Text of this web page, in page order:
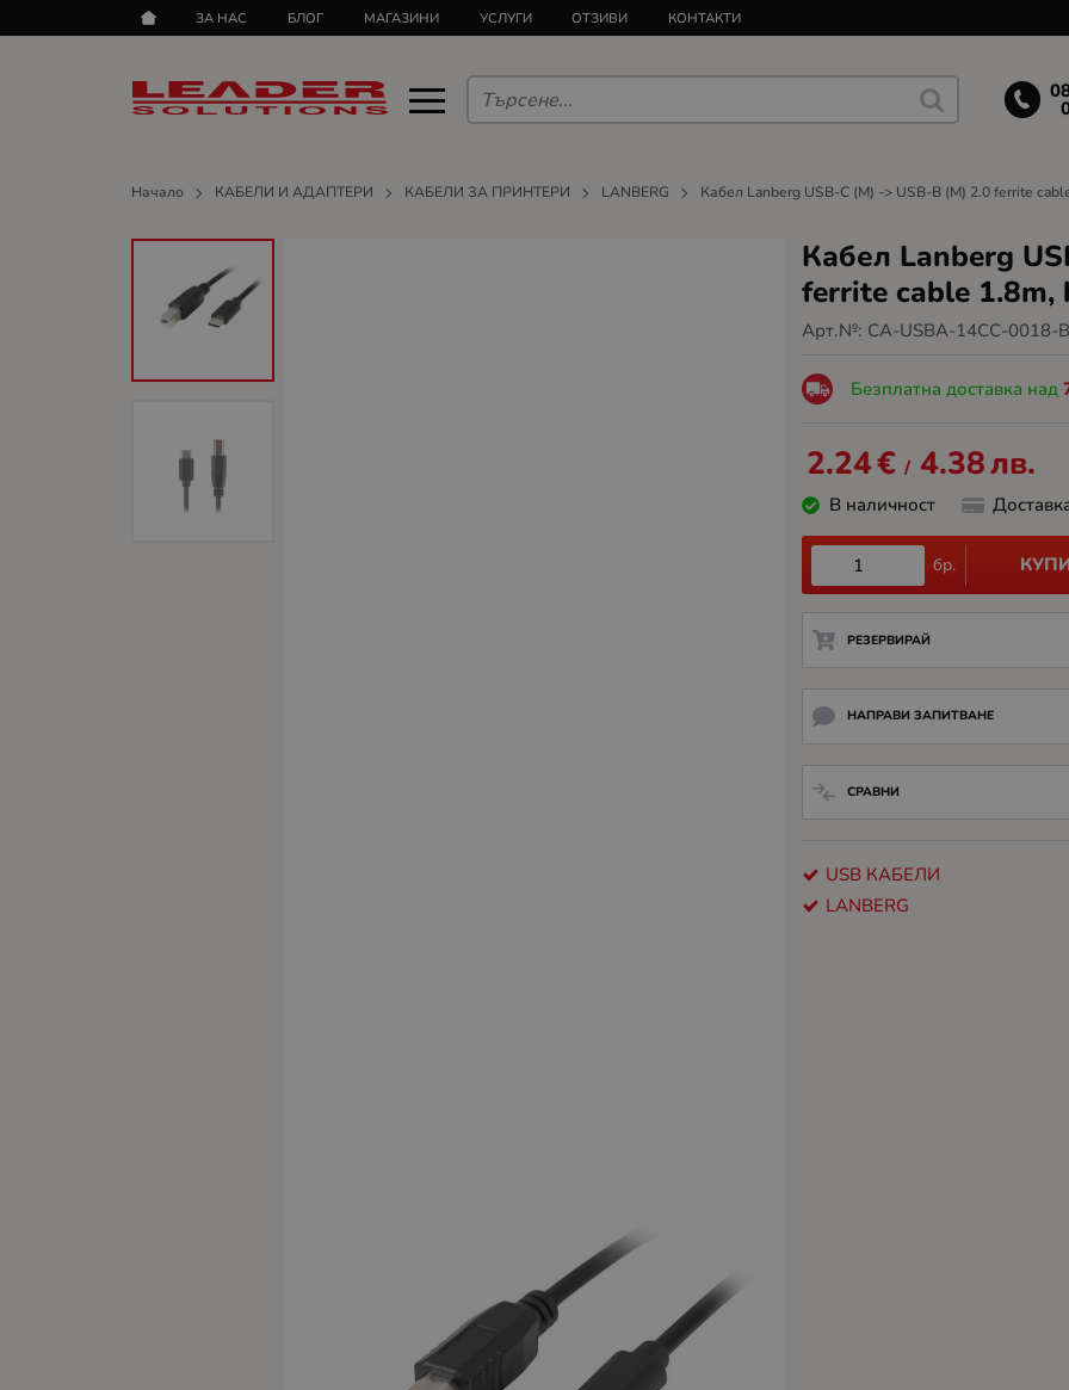
ЗА НАС БЛОГ МАГАЗИНИ УСЛУГИ ОТЗИВИ КОНТАКТИ
Начало КАБЕЛИ И АДАПТЕРИ КАБЕЛИ ЗА ПРИНТЕРИ LANBERG Кабел Lanberg USB-C (M) -> USB-B (M) 2.0 ferrite
Кабел Lanberg
ferrite cable 1.8m,
Арт.№: CA-USBA-14CC-0018-
Безплатна доставка над
2.24€ / 4.38лв.
В наличност
бр.
РЕЗЕРВИРАЙ
НАПРАВИ ЗАПИТВАНЕ
СРАВНИ
USB КАБЕЛИ
LANBERG